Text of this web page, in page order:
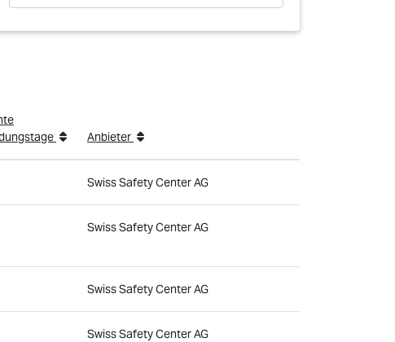
Anbieter
Swiss Safety Center AG
Swiss Safety Center AG
Swiss Safety Center AG
Swiss Safety Center AG